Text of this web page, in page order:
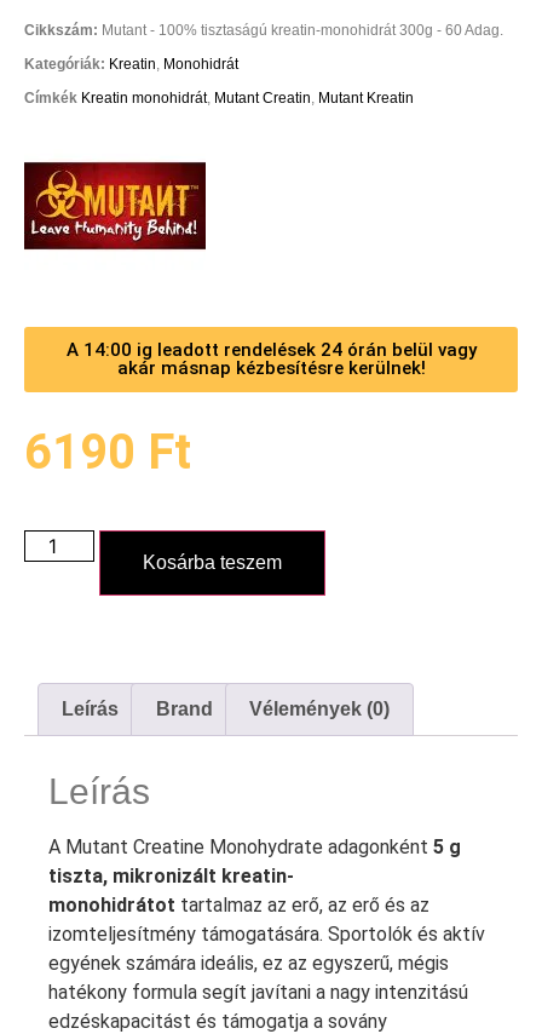
Cikkszám: Mutant - 100% tisztaságú kreatin-monohidrát 300g - 60 Adag.
Kategóriák: Kreatin, Monohidrát
Címkék Kreatin monohidrát, Mutant Creatin, Mutant Kreatin
A 14:00 ig leadott rendelések 24 órán belül vagy
akár másnap kézbesítésre kerülnek!
6190 Ft
Kosárba teszem
Leírás Brand Vélemények (0)
Leírás
A Mutant Creatine Monohydrate adagonként 5 g
tiszta, mikronizált kreatin-
monohidrátot tartalmaz az erő, az erő és az
izomteljesítmény támogatására. Sportolók és aktív
egyének számára ideális, ez az egyszerű, mégis
hatékony formula segít javítani a nagy intenzitású
edzéskapacitást és támogatja a sovány